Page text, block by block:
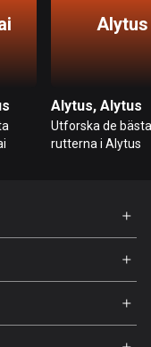
Alytus
Alytus, Alytus
Utforska de bästa
rutterna i Alytus